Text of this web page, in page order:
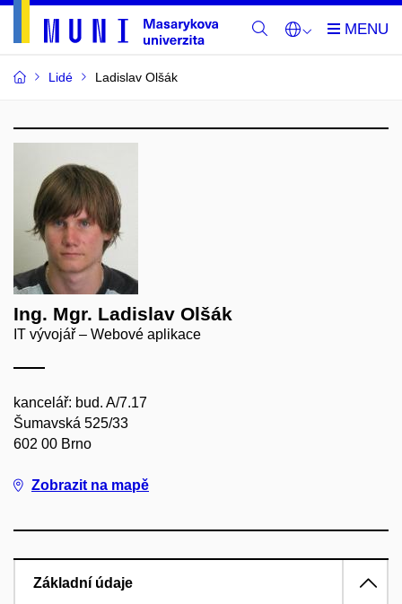
Lidé Ladislav Olšák
Ing. Mgr. Ladislav Olšák
IT vývojář – Webové aplikace
kancelář: bud. A/7.17
Šumavská 525/33
602 00 Brno
Zobrazit na mapě
Základní údaje